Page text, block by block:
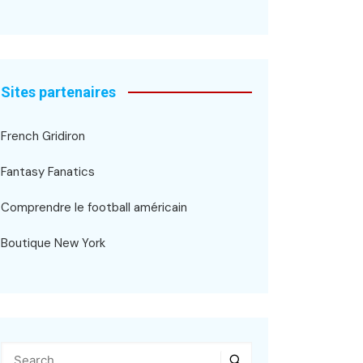
Sites partenaires
French Gridiron
Fantasy Fanatics
Comprendre le football américain
Boutique New York